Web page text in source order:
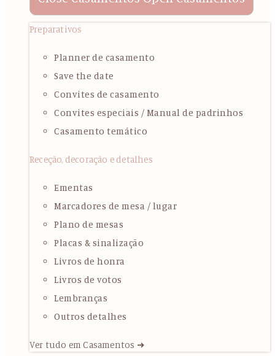
Preparativos
Planner de casamento
Save the date
Convites de casamento
Convites especiais / Manual de padrinhos
Casamento temático
Receção, decoração e detalhes
Ementas
Marcadores de mesa / lugar
Plano de mesas
Placas & sinalização
Livros de honra
Livros de votos
Lembranças
Outros detalhes
Ver tudo em Casamentos ➜